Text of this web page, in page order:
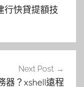
行快貸提額技
Next Post
器？xshell遠程